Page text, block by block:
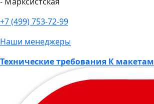
+7 (499) 753-72-99
Наши менеджеры
Технические требования К макетам